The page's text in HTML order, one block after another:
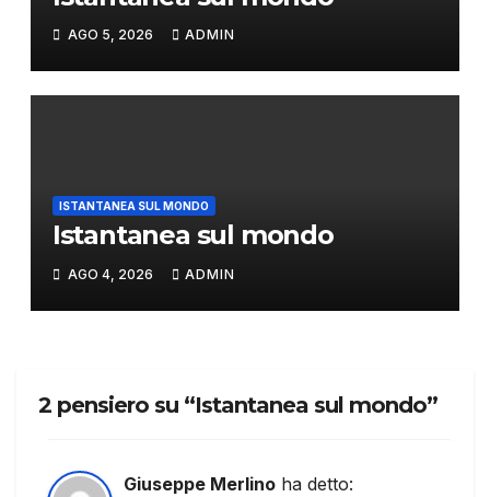
AGO 5, 2026 ADMIN
ISTANTANEA SUL MONDO
Istantanea sul mondo
AGO 4, 2026 ADMIN
2 pensiero su “Istantanea sul mondo”
Giuseppe Merlino ha detto: